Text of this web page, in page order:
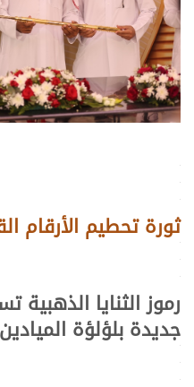
.
.
.
ثورة تحطيم الأرقام.
.
.
رموز الثنايا الذهبية
جديدة بلؤلؤة الميادين.
.
.